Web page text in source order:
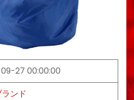
27 00:00:00
ンド